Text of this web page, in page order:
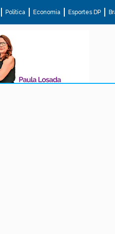
Política Economia Esportes DP